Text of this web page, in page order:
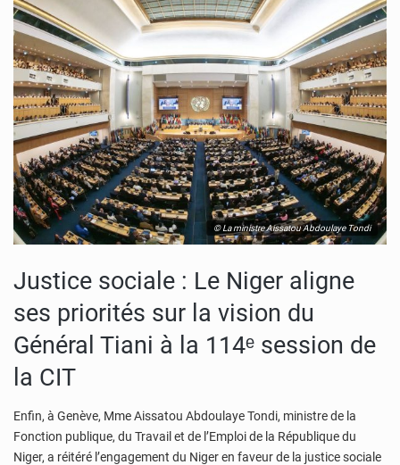
© La ministre Aissatou Abdoulaye Tondi
Justice sociale : Le Niger aligne
ses priorités sur la vision du
Général Tiani à la 114ᵉ session de
la CIT
Enfin, à Genève, Mme Aissatou Abdoulaye Tondi, ministre de la
Fonction publique, du Travail et de l’Emploi de la République du
Niger, a réitéré l’engagement du Niger en faveur de la justice sociale